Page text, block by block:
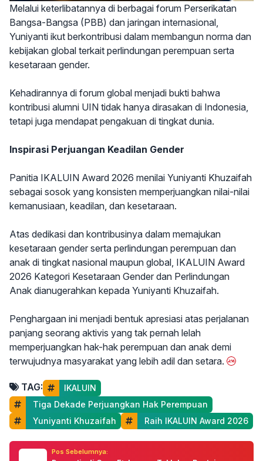
Melalui keterlibatannya di berbagai forum Perserikatan
Bangsa-Bangsa (PBB) dan jaringan internasional,
Yuniyanti ikut berkontribusi dalam membangun norma dan
kebijakan global terkait perlindungan perempuan serta
kesetaraan gender.
Kehadirannya di forum global menjadi bukti bahwa
kontribusi alumni UIN tidak hanya dirasakan di Indonesia,
tetapi juga mendapat pengakuan di tingkat dunia.
Inspirasi Perjuangan Keadilan Gender
Panitia IKALUIN Award 2026 menilai Yuniyanti Khuzaifah
sebagai sosok yang konsisten memperjuangkan nilai-nilai
kemanusiaan, keadilan, dan kesetaraan.
Atas dedikasi dan kontribusinya dalam memajukan
kesetaraan gender serta perlindungan perempuan dan
anak di tingkat nasional maupun global, IKALUIN Award
2026 Kategori Kesetaraan Gender dan Perlindungan
Anak dianugerahkan kepada Yuniyanti Khuzaifah.
Penghargaan ini menjadi bentuk apresiasi atas perjalanan
panjang seorang aktivis yang tak pernah lelah
memperjuangkan hak-hak perempuan dan anak demi
terwujudnya masyarakat yang lebih adil dan setara.
TAG:
IKALUIN
Tiga Dekade Perjuangkan Hak Perempuan
Yuniyanti Khuzaifah
Raih IKALUIN Award 2026
Pos Sebelumnya: